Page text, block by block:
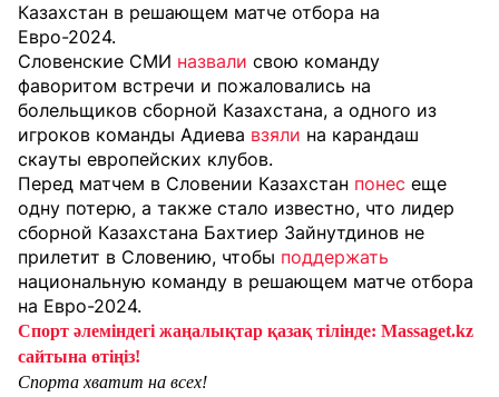
Казахстан в решающем матче отбора на
Евро-2024.
Словенские СМИ назвали свою команду
фаворитом встречи и пожаловались на
болельщиков сборной Казахстана, а одного из
игроков команды Адиева взяли на карандаш
скауты европейских клубов.
Перед матчем в Словении Казахстан понес еще
одну потерю, а также стало известно, что лидер
сборной Казахстана Бахтиер Зайнутдинов не
прилетит в Словению, чтобы поддержать
национальную команду в решающем матче отбора
на Евро-2024.
Спорт әлеміндегі жаңалықтар қазақ тілінде: Massaget.kz
сайтына өтіңіз!
Спорта хватит на всех!